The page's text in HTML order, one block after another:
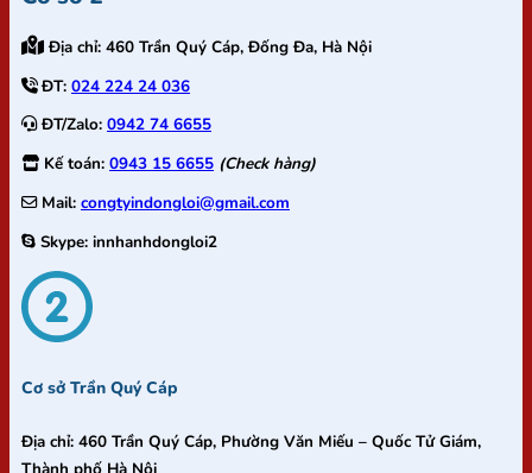
Địa chỉ: 460 Trần Quý Cáp, Đống Đa, Hà Nội
ĐT: 024 224 24 036
ĐT/Zalo: 0942 74 6655
Kế toán: 0943 15 6655 (Check hàng)
Mail: congtyindongloi@gmail.com
Skype: innhanhdongloi2
Cơ sở Trần Quý Cáp
Địa chỉ: 460 Trần Quý Cáp, Phường Văn Miếu – Quốc Tử Giám,